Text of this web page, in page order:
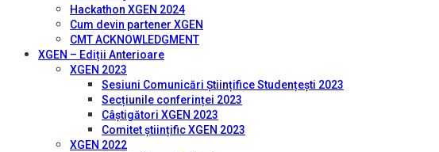
Hackathon XGEN 2024
Cum devin partener XGEN
CMT ACKNOWLEDGMENT
XGEN – Ediții Anterioare
XGEN 2023
Sesiuni Comunicări Științifice Studențești 2023
Secțiunile conferinței 2023
Câștigători XGEN 2023
Comitet științific XGEN 2023
XGEN 2022